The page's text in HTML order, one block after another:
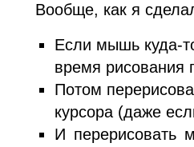
Вообще, как я
Если мышь куда-
время рисования
Потом
курсора (даже
И перерисовать